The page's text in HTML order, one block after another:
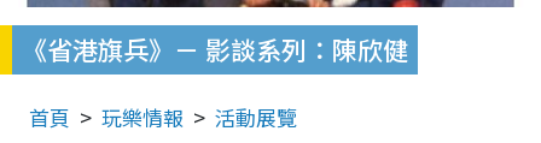
《省港旗兵》－ 影談系列：陳欣健
首頁 玩樂情報 活動展覽